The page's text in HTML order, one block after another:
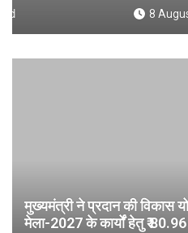
मुख्यमंत्री ने प्रदान की विकास
मेला-2027 के कार्यों हेतु ₹ 80.96